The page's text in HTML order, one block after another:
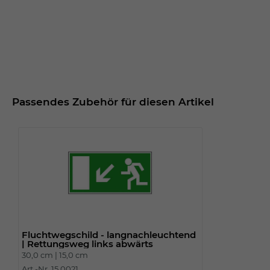
Passendes Zubehör für diesen Artikel
Fluchtwegschild - langnachleuchtend
| Rettungsweg links abwärts
30,0 cm |15,0 cm